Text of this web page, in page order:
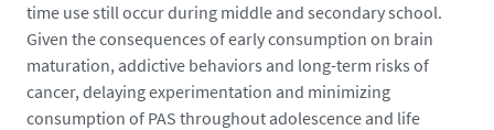
time use still occur during middle and secondary school.
Given the consequences of early consumption on brain
maturation, addictive behaviors and long-term risks of
cancer, delaying experimentation and minimizing
consumption of PAS throughout adolescence and life